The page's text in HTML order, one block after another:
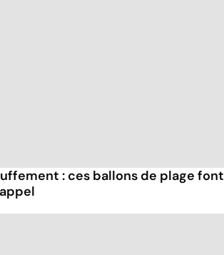
: ces ballons de plage font